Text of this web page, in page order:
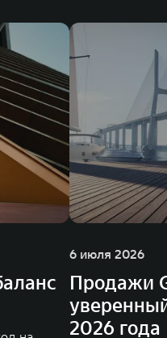
разработки собственных
TANK, электромобилей
холдинга GWM входят
увеличилась больше
мировую систему
производственных
6 июля 2026
Продажи
2026 года